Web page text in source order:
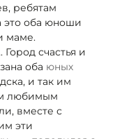
ребятам
это оба юноши
маме.
счастья и
оба юных
и так им
любимым
вместе с
эти